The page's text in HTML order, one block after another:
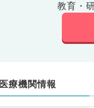
教育・
医療機関情報